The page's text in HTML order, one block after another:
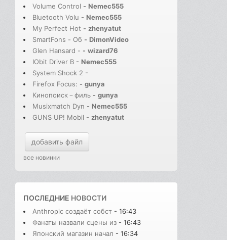
Volume Control - Nemec555
Bluetooth Volu - Nemec555
My Perfect Hot - zhenyatut
SmartFons - Об - DimonVideo
Glen Hansard - - wizard76
IObit Driver B - Nemec555
System Shock 2 -
Firefox Focus: - gunya
Кинопоиск－филь - gunya
Musixmatch Dyn - Nemec555
GUNS UP! Mobil - zhenyatut
добавить файл
все новинки
ПОСЛЕДНИЕ НОВОСТИ
Anthropic создаёт собст - 16:43
Фанаты назвали сцены из - 16:43
Японский магазин начал - 16:34